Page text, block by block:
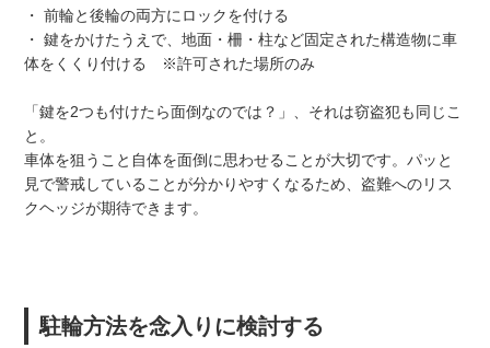
・ 前輪と後輪の両方にロックを付ける
・ 鍵をかけたうえで、地面・柵・柱など固定された構造物に車
体をくくり付ける ※許可された場所のみ
「鍵を2つも付けたら面倒なのでは？」、それは窃盗犯も同じこ
と。
車体を狙うこと自体を面倒に思わせることが大切です。パッと
見で警戒していることが分かりやすくなるため、盗難へのリス
クヘッジが期待できます。
駐輪方法を念入りに検討する